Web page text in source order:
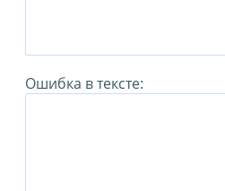
Ошибка в тексте: